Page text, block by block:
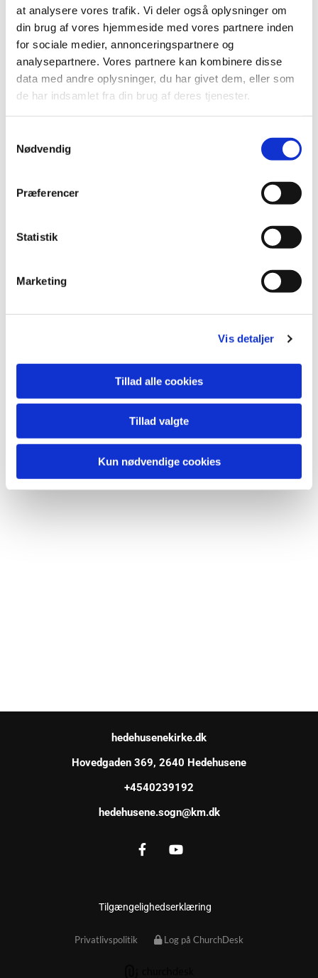
at analysere vores trafik. Vi deler også oplysninger om
din brug af vores hjemmeside med vores partnere inden
for sociale medier, annonceringspartnere og
analysepartnere. Vores partnere kan kombinere disse
data med andre oplysninger, du har givet dem, eller som
de har indsamlet fra din brug af deres tjenester.
Nødvendig
Præferencer
Statistik
Marketing
Vis detaljer
Tillad alle cookies
Tillad valgte
Kun nødvendige cookies
Læs mere om Babysalmesang og tilmeld digHER.
Du vil måske også kunne lide...
hedehusenekirke.dk
Hovedgaden 369, 2640 Hedehusene
+4540239192
hedehusene.sogn@km.dk
Tilgængelighedserklæring
Privatlivspolitik Log på ChurchDesk